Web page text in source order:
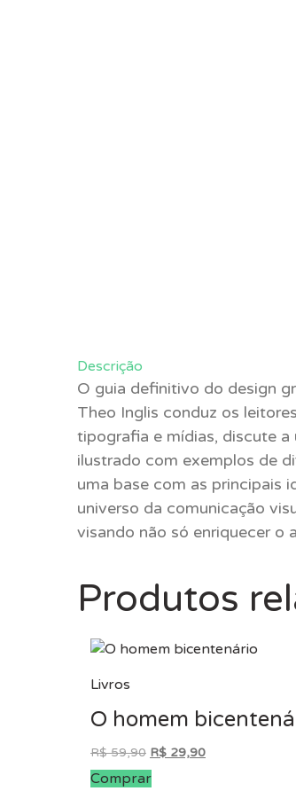
Descrição
O guia definitivo do design
Theo Inglis conduz os
tipografia e mídias, discute a
ilustrado com exemplos de
uma base com as principais
universo da comunicação
visando não só enriquecer o
Produtos
Livros
O homem
R$59,90 O
preço
original
R$ 29,90O
Comprar